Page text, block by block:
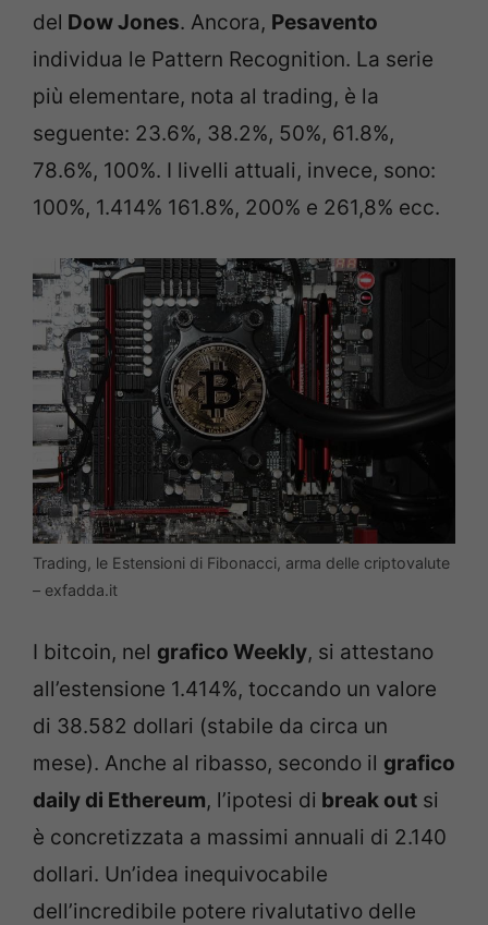
del Dow Jones. Ancora, Pesavento
individua le Pattern Recognition. La serie
più elementare, nota al trading, è la
seguente: 23.6%, 38.2%, 50%, 61.8%,
78.6%, 100%. I livelli attuali, invece, sono:
100%, 1.414% 161.8%, 200% e 261,8% ecc.
Trading, le Estensioni di Fibonacci, arma delle criptovalute
– exfadda.it
I bitcoin, nel grafico Weekly, si attestano
all’estensione 1.414%, toccando un valore
di 38.582 dollari (stabile da circa un
mese). Anche al ribasso, secondo il grafico
daily di Ethereum, l’ipotesi di break out si
è concretizzata a massimi annuali di 2.140
dollari. Un’idea inequivocabile
dell’incredibile potere rivalutativo delle